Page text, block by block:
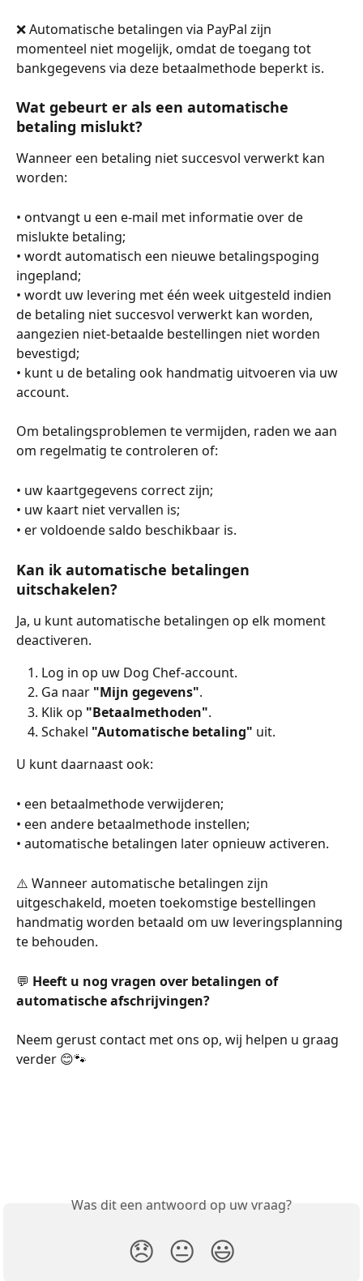
❌ Automatische betalingen via PayPal zijn
momenteel niet mogelijk, omdat de toegang tot
bankgegevens via deze betaalmethode beperkt is.
Wat gebeurt er als een automatische
betaling mislukt?
Wanneer een betaling niet succesvol verwerkt kan
worden:
• ontvangt u een e-mail met informatie over de
mislukte betaling;
• wordt automatisch een nieuwe betalingspoging
ingepland;
• wordt uw levering met één week uitgesteld indien
de betaling niet succesvol verwerkt kan worden,
aangezien niet-betaalde bestellingen niet worden
bevestigd;
• kunt u de betaling ook handmatig uitvoeren via uw
account.
Om betalingsproblemen te vermijden, raden we aan
om regelmatig te controleren of:
• uw kaartgegevens correct zijn;
• uw kaart niet vervallen is;
• er voldoende saldo beschikbaar is.
Kan ik automatische betalingen
uitschakelen?
Ja, u kunt automatische betalingen op elk moment
deactiveren.
Log in op uw Dog Chef-account.
Ga naar "Mijn gegevens".
Klik op "Betaalmethoden".
Schakel "Automatische betaling" uit.
U kunt daarnaast ook:
• een betaalmethode verwijderen;
• een andere betaalmethode instellen;
• automatische betalingen later opnieuw activeren.
⚠️ Wanneer automatische betalingen zijn
uitgeschakeld, moeten toekomstige bestellingen
handmatig worden betaald om uw leveringsplanning
te behouden.
💬 Heeft u nog vragen over betalingen of
automatische afschrijvingen?
Neem gerust contact met ons op, wij helpen u graag
verder 😊🐾
Was dit een antwoord op uw vraag?
😞 😐 😃